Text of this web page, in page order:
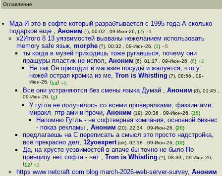
Оглавление
Мда И это в софте который разрабтывается с 1995 года А сколько
подарков еще ,Аноним (-), 00:02 , 09-Июн-26, (2) –1
x2Итого 8 13 уязвимостей вызваны нежеланием использовать
memory safe язык, morphe(?), 00:32 , 09-Июн-26, (3) –5
ты когда в музей приходишь тоже ругаешься, почему они
пращуры пластик не испол, Аноним (6), 01:17 , 09-Июн-26, (6) +2
Не так Он приходит в магазин посуды и жалуется, что у
ножей острая кромка из ме,Tron is Whistling (?), 08:56 , 09-
Июн-26, (14) +5
Все они устраняются без смены языка Думай , Аноним (8), 01:45 ,
09-Июн-26, (8)
У гугла не получилось со всеми проверялками, фаззингами,
миракл_птр ами и прочи,Аноним (19), 20:36 , 09-Июн-26, (19)
Напомню Гугль - не софтверная компания, основной бизнес
- показ рекламы , Аноним (20), 22:34 , 09-Июн-26, (20)
предлагаешь на C переписать а смысл это просто надстройка,
всё прекрасно дел, 12yoexpert(ok), 02:18 , 09-Июн-26, (10)
Да, на хрусте уезвимостей в апаче бы точно не было По
принципу нет софта - нет , Tron is Whistling (?), 08:39 , 09-Июн-26,
(12) +2
https www netcraft com blog march-2026-web-server-survey, Аноним